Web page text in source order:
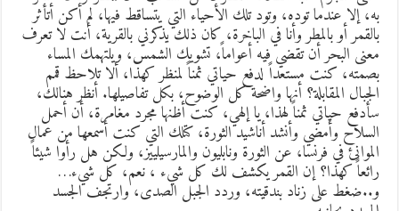
إلا عندما توده، وتود تلك الأحياء التي يتساقط فيها، لم أكن أتأثر
أو بالمطر وأنا في الباخرة، كان ذلك يذكرني بالقرية، أنت لا تعرف
البحر أن تقضي فيه أعواماً، تشويك الشمس، ويلتهمك المساء
كنت مستعداً لدفع حياتي ثمناً لمنظر كهذا، ألا تلاحظ قمم
المقابلة؟ أنها واضحة كل الوضوح، بكل تفاصيلها. أنظر هنالك،
حياتي ثمناً لهذا، يا إلهي، كنت أظنها مجرد مغامرة، أن أحمل
وأمضي وأنشد أناشيد الثورة، كتلك التي كنت أسمعها من عمال
في فرنسا، عن الثورة ونابليون والمارسيلييز، ولكن هل رأوا شيئاً
كهذا؟ إن القمر يكشف لك كل شيء ، نعم، كل شيء…
على زناد بندقيته، وردد الجبل الصدى، وارتجف الجسد